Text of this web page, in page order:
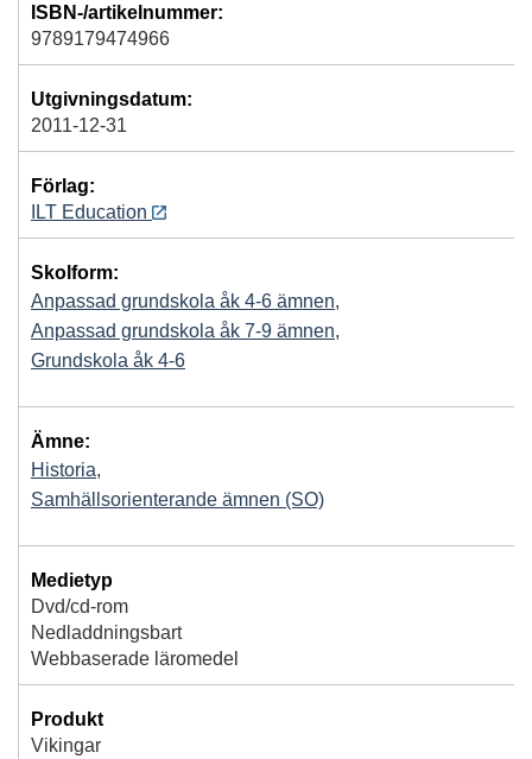
ISBN-/artikelnummer:
9789179474966
Utgivningsdatum:
2011-12-31
Förlag:
ILT Education
Skolform:
Anpassad grundskola åk 4-6 ämnen,
Anpassad grundskola åk 7-9 ämnen,
Grundskola åk 4-6
Ämne:
Historia,
Samhällsorienterande ämnen (SO)
Medietyp
Dvd/cd-rom
Nedladdningsbart
Webbaserade läromedel
Produkt
Vikingar